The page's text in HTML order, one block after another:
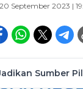
September 2023 |
Sumber